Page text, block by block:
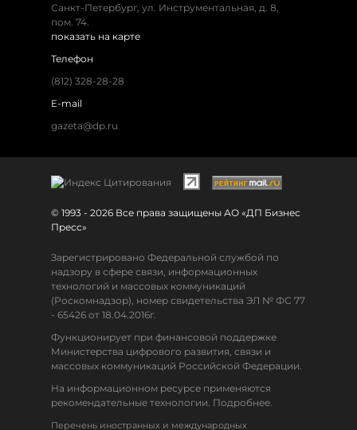
Санкт-Петербург, ул. Инструментальная, д. 8,
пом. 74.
показать на карте
Телефон
(812) 328-28-28
E-mail
gazeta@dp.ru
© 1993 - 2026 Все права защищены АО «ДП Бизнес
Пресс»
Зарегистрировано Федеральной службой по
надзору в сфере связи, информационных
технологий и массовых коммуникаций
(Роскомнадзор), номер свидетельства ЭЛ № ФС 77
- 65426 от 18.04.2016г.
Функционирует при финансовой поддержке
Министерства цифрового развития, связи и
массовых коммуникаций Российской Федерации.
На информационном ресурсе применяются
рекомендательные технологии. Подробнее.
Перечень иностранных и международных